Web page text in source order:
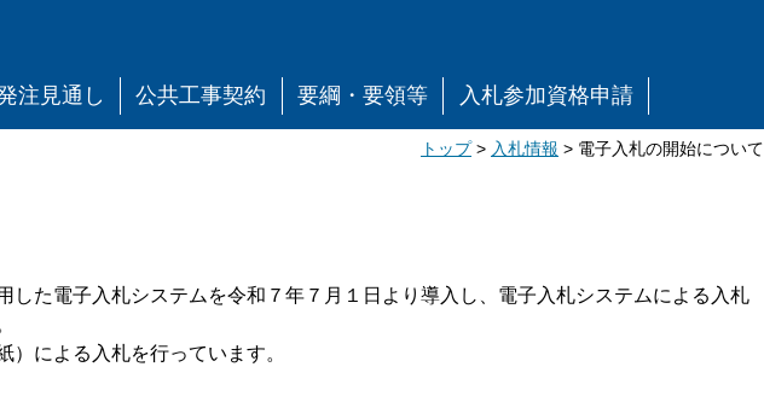
注見通し 公共工事契約 要綱・要領等 入札参加資格申請
トップ> 入札情報 > 電子入札の開始について
た電子入札システムを令和７年７月１日より導入し、電子入札システムによる入札
による入札を行っています。